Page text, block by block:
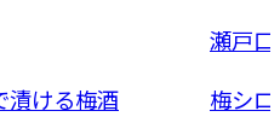
漬ける梅酒
瀬戸
梅シ